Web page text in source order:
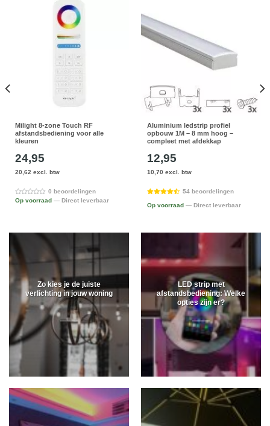
Milight 8-zone Touch RF
afstandsbediening voor alle
kleuren
24,95
20,62 excl. btw
0 beoordelingen
Op voorraad — Direct leverbaar
Aluminium ledstrip profiel
opbouw 1M – 8 mm hoog –
compleet met afdekkap
12,95
10,70 excl. btw
54 beoordelingen
Op voorraad — Direct leverbaar
Zo kies je de juiste
verlichting in jouw woning
LED strip met
afstandsbediening: Welke
opties zijn er?